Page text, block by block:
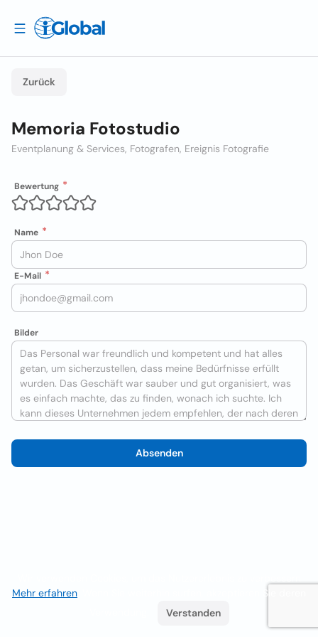
Zurück
Memoria Fotostudio
Eventplanung & Services, Fotografen, Ereignis Fotografie
Bewertung
Name
E-Mail
Bilder
Absenden
Mehr erfahren . Wenn Sie weiterhin surfen, akzeptieren Sie deren
Verstanden